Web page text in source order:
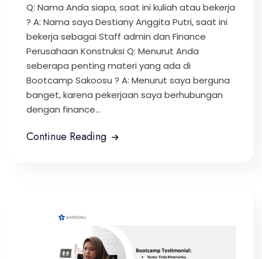
Q: Nama Anda siapa, saat ini kuliah atau bekerja
? A: Nama saya Destiany Anggita Putri, saat ini
bekerja sebagai Staff admin dan Finance
Perusahaan Konstruksi Q: Menurut Anda
seberapa penting materi yang ada di
Bootcamp Sakoosu ? A: Menurut saya berguna
banget, karena pekerjaan saya berhubungan
dengan finance...
Continue Reading